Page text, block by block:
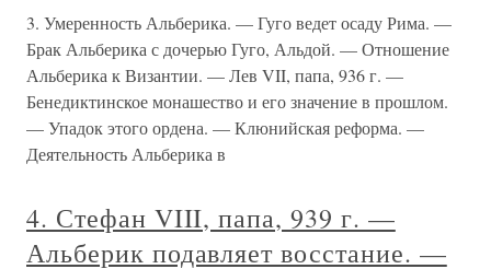
3. Умеренность Альберика. — Гуго ведет осаду Рима. —
Брак Альберика с дочерью Гуго, Альдой. — Отношение
Альберика к Византии. — Лев VII, папа, 936 г. —
Бенедиктинское монашество и его значение в прошлом.
— Упадок этого ордена. — Клюнийская реформа. —
Деятельность Альберика в
4. Стефан VIII, папа, 939 г. —
Альберик подавляет восстание. —